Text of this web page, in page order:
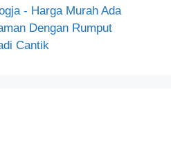
- Harga Murah Ada
Dengan Rumput
Cantik